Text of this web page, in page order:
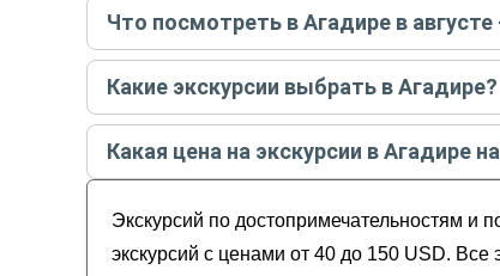
Что посмотреть в Агадире в августе
Самые популярные местав Агадирев
Обзорные
История и архитектура
Музеи и искусство
Гастрономические
Для детей
Какие экскурсии выбрать в Агадире?
Самые популярные экскурсиив Агадирев
Урок сёрфинга в Агадире
Какая цена на экскурсии в Агадире
Экскурсий по достопримечательностям и
экскурсий с ценами от 40 до 150 USD. Все